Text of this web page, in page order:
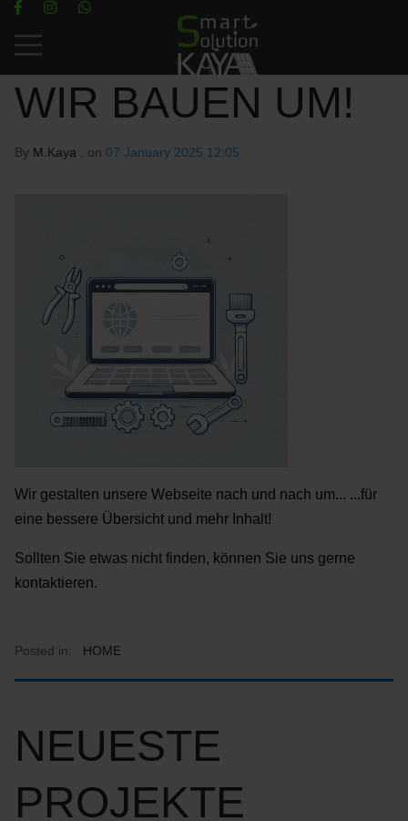
Mobile Menu Toggle
WIR BAUEN UM!
By M.Kaya , on 07 January 2025 12:05
Wir gestalten unsere Webseite nach und nach um... ...für
eine bessere Übersicht und mehr Inhalt!
Sollten Sie etwas nicht finden, können Sie uns gerne
kontaktieren.
Posted in: HOME
NEUESTE
PROJEKTE